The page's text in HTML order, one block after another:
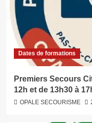
Dates de formations
Premiers Secours
12h et de 13h30 à
OPALE SECOURISME